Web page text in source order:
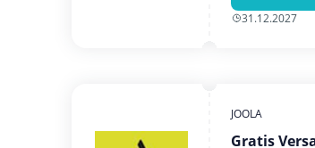
31.12.2027
JOOLA
Gratis